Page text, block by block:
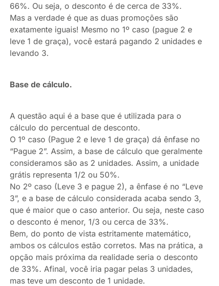
66%. Ou seja, o desconto é de cerca de 33%.
Mas a verdade é que as duas promoções são
exatamente iguais! Mesmo no 1º caso (pague 2 e
leve 1 de graça), você estará pagando 2 unidades e
levando 3.
Base de cálculo.
A questão aqui é a base que é utilizada para o
cálculo do percentual de desconto.
O 1º caso (Pague 2 e leve 1 de graça) dá ênfase no
“Pague 2”. Assim, a base de cálculo que geralmente
consideramos são as 2 unidades. Assim, a unidade
grátis representa 1/2 ou 50%.
No 2º caso (Leve 3 e pague 2), a ênfase é no “Leve
3”, e a base de cálculo considerada acaba sendo 3,
que é maior que o caso anterior. Ou seja, neste caso
o desconto é menor, 1/3 ou cerca de 33%.
Bem, do ponto de vista estritamente matemático,
ambos os cálculos estão corretos. Mas na prática, a
opção mais próxima da realidade seria o desconto
de 33%. Afinal, você iria pagar pelas 3 unidades,
mas teve um desconto de 1 unidade.